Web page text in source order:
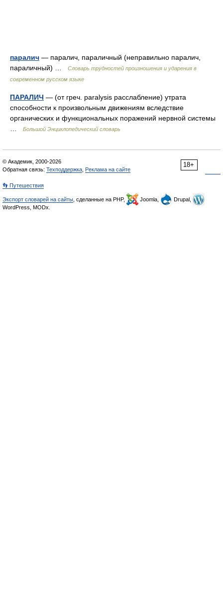
паралич — паралич, параличный (неправильно паралич,
параличный) …
Словарь трудностей произношения и ударения в
современном русском языке
ПАРАЛИЧ — (от греч. paralysis расслабление) утрата
способности к произвольным движениям вследствие
органических и функциональных поражений нервной системы
Большой Энциклопедический словарь
18+
© Академик, 2000-2026
Обратная связь: Техподдержка Реклама на сайте
👣 Путешествия
Экспорт словарей на сайты , сделанные на PHP, Joomla,
Drupal,
WordPress, MODx.